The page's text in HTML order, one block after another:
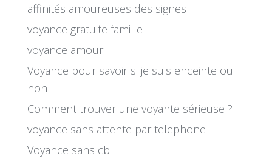
affinités amoureuses des signes
voyance gratuite famille
voyance amour
Voyance pour savoir si je suis enceinte ou
non
Comment trouver une voyante sérieuse ?
voyance sans attente par telephone
Voyance sans cb